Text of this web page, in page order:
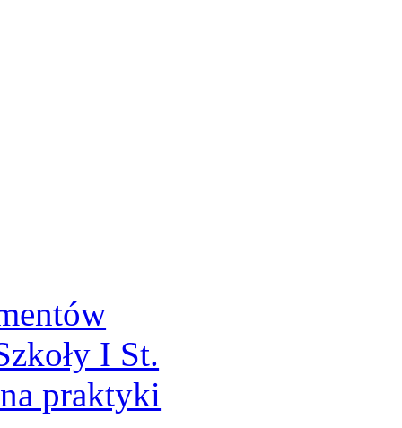
I St.
praktyki